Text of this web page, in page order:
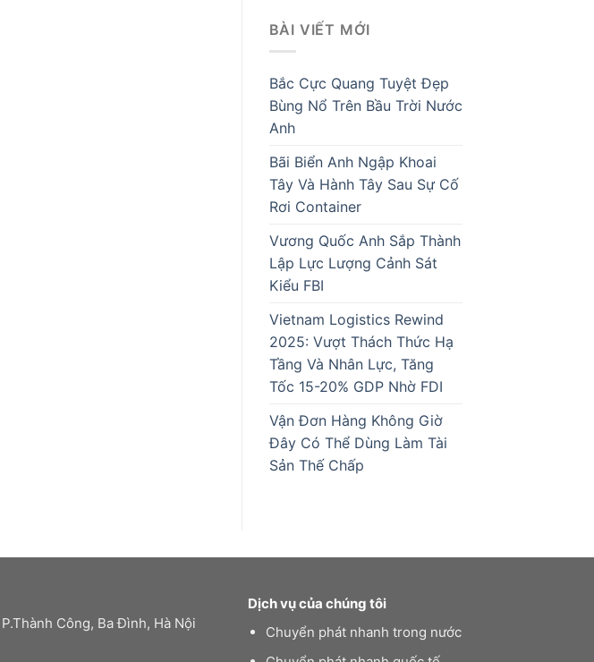
BÀI VIẾT MỚI
Bắc Cực Quang Tuyệt Đẹp
Bùng Nổ Trên Bầu Trời Nước
Anh
Bãi Biển Anh Ngập Khoai
Tây Và Hành Tây Sau Sự Cố
Rơi Container
Vương Quốc Anh Sắp Thành
Lập Lực Lượng Cảnh Sát
Kiểu FBI
Vietnam Logistics Rewind
2025: Vượt Thách Thức Hạ
Tầng Và Nhân Lực, Tăng
Tốc 15-20% GDP Nhờ FDI
Vận Đơn Hàng Không Giờ
Đây Có Thể Dùng Làm Tài
Sản Thế Chấp
Công, Ba Đình, Hà Nội
Dịch vụ của chúng tôi
Chuyển phát nhanh trong nước